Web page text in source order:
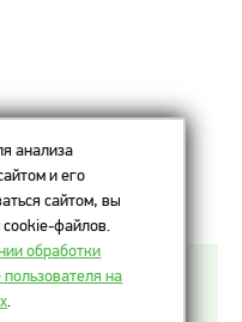
практике
С этим
анализа
и его
сайтом, вы
cookie-файлов.
обработки
пользователя на